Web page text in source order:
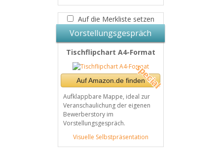
Auf die Merkliste setzen
Vorstellungsgespräch
Tischflipchart A4-Format
Auf Amazon.de finden
Aufklappbare Mappe, ideal zur
Veranschaulichung der eigenen
Bewerberstory im
Vorstellungsgespräch.
Visuelle Selbstpräsentation